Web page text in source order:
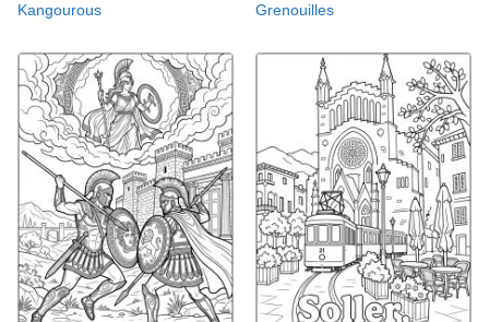
Kangourous
Grenouilles